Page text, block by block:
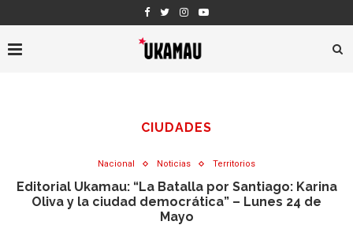
CIUDADES
Nacional Noticias Territorios
Editorial Ukamau: “La Batalla por Santiago: Karina
Oliva y la ciudad democrática” – Lunes 24 de
Mayo